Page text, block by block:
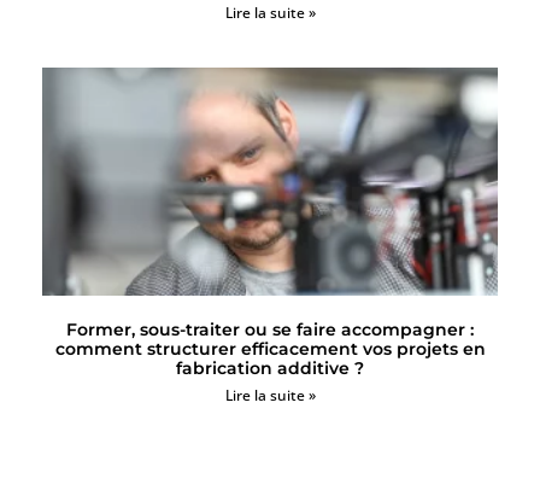
Lire la suite »
Former, sous-traiter ou se faire accompagner :
comment structurer efficacement vos projets en
fabrication additive ?
Lire la suite »